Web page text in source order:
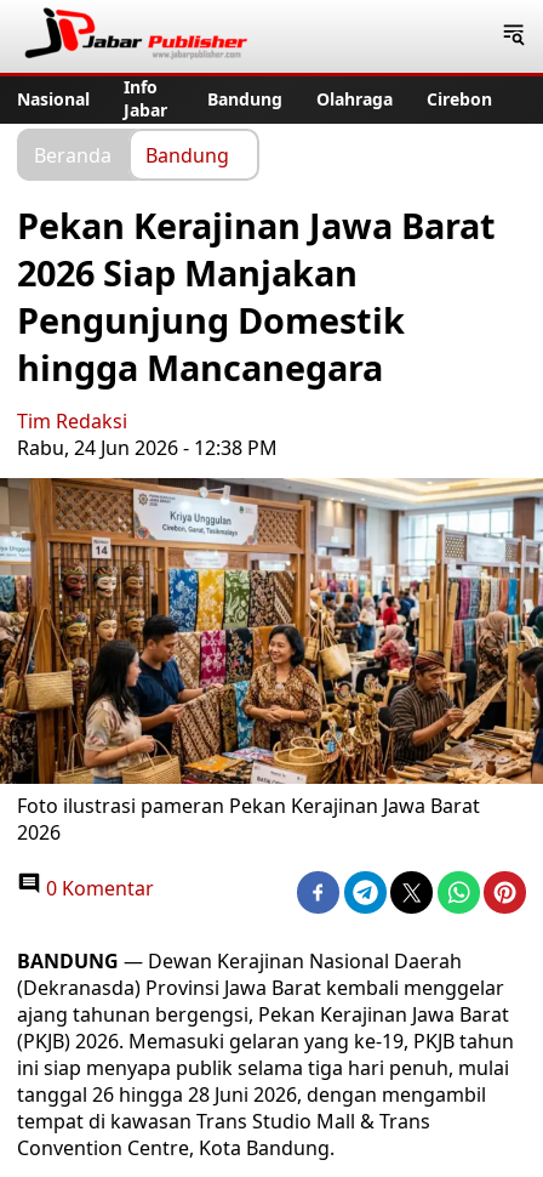
Nasional
Info
Jabar
Bandung Olahraga Cirebon
Beranda Bandung
Pekan Kerajinan Jawa Barat
2026 Siap Manjakan
Pengunjung Domestik
hingga Mancanegara
Tim Redaksi
Rabu, 24 Jun 2026 - 12:38 PM
Foto ilustrasi pameran Pekan Kerajinan Jawa Barat
2026
0 Komentar
BANDUNG — Dewan Kerajinan Nasional Daerah
(Dekranasda) Provinsi Jawa Barat kembali menggelar
ajang tahunan bergengsi, Pekan Kerajinan Jawa Barat
(PKJB) 2026. Memasuki gelaran yang ke-19, PKJB tahun
ini siap menyapa publik selama tiga hari penuh, mulai
tanggal 26 hingga 28 Juni 2026, dengan mengambil
tempat di kawasan Trans Studio Mall & Trans
Convention Centre, Kota Bandung.